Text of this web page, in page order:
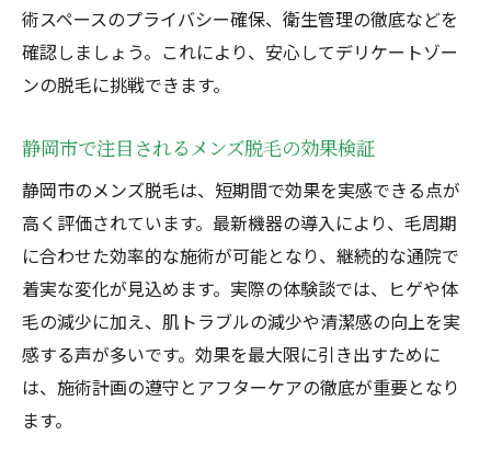
術スペースのプライバシー確保、衛生管理の徹底などを
確認しましょう。これにより、安心してデリケートゾー
ンの脱毛に挑戦できます。
静岡市で注目されるメンズ脱毛の効果検証
静岡市のメンズ脱毛は、短期間で効果を実感できる点が
高く評価されています。最新機器の導入により、毛周期
に合わせた効率的な施術が可能となり、継続的な通院で
着実な変化が見込めます。実際の体験談では、ヒゲや体
毛の減少に加え、肌トラブルの減少や清潔感の向上を実
感する声が多いです。効果を最大限に引き出すために
は、施術計画の遵守とアフターケアの徹底が重要となり
ます。